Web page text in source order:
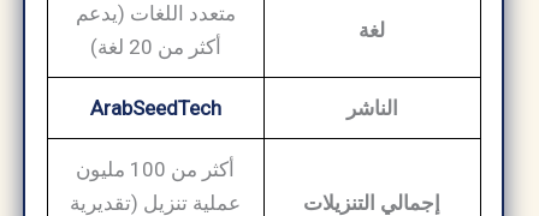
لغة
متعدد اللغات (يدعم
أكثر من 20 لغة)
الناشر ArabSeedTech
إجمالي التنزيلات
أكثر من 100 مليون
عملية تنزيل (تقديرية